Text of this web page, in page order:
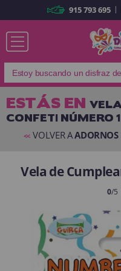
Ya
Recordarme ¿Olvidó su
Es
Al crear una cuenta en
compras rápidamente en
pedidos y
915 793 695 |
ESTÁS EN
CONFETI NÚMERO 1
<< VOLVER AADORNOS
Vela de
0/